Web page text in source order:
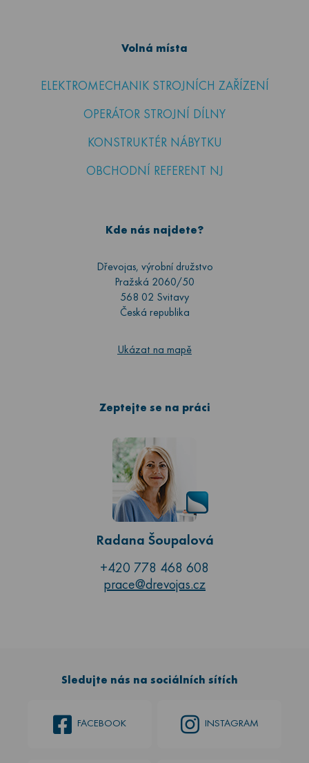
Volná místa
ELEKTROMECHANIK STROJNÍCH ZAŘÍZENÍ
OPERÁTOR STROJNÍ DÍLNY
KONSTRUKTÉR NÁBYTKU
OBCHODNÍ REFERENT NJ
Kde nás najdete?
Dřevojas, výrobní družstvo
Pražská 2060/50
568 02 Svitavy
Česká republika
Ukázat na mapě
Zeptejte se na práci
Radana Šoupalová
+420 778 468 608
prace@drevojas.cz
Sledujte nás na sociálních sítích
FACEBOOK INSTAGRAM